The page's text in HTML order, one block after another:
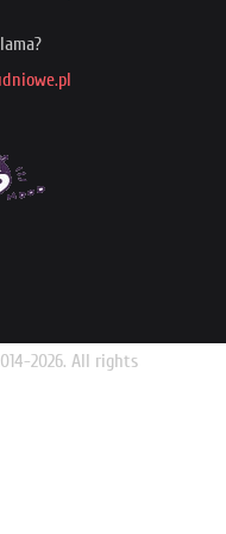
2026. All rights